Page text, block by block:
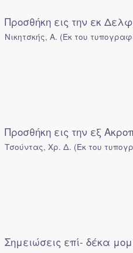
Προσθήκη εις την εκ
Νικητσκής, Α. (Εκ του
Προσθήκη εις την εξ
Τσούντας, Χρ. Δ. (Εκ του
Σημειώσεις επί- δέκα